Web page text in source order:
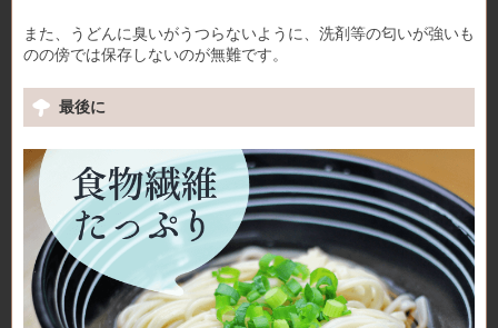
また、うどんに臭いがうつらないように、洗剤等の匂いが強いも
のの傍では保存しないのが無難です。
最後に